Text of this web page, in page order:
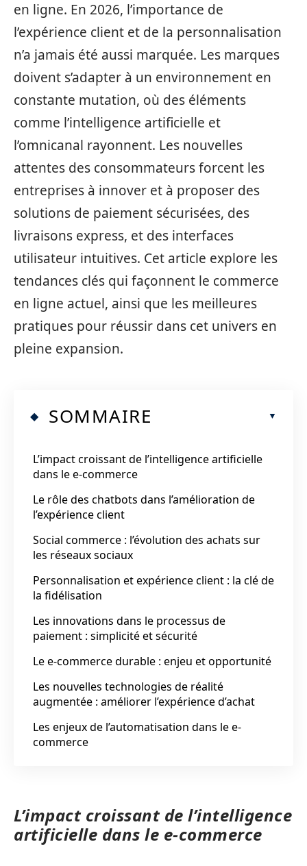
en ligne. En 2026, l’importance de
l’expérience client et de la personnalisation
n’a jamais été aussi marquée. Les marques
doivent s’adapter à un environnement en
constante mutation, où des éléments
comme l’intelligence artificielle et
l’omnicanal rayonnent. Les nouvelles
attentes des consommateurs forcent les
entreprises à innover et à proposer des
solutions de paiement sécurisées, des
livraisons express, et des interfaces
utilisateur intuitives. Cet article explore les
tendances clés qui façonnent le commerce
en ligne actuel, ainsi que les meilleures
pratiques pour réussir dans cet univers en
pleine expansion.
SOMMAIRE
L’impact croissant de l’intelligence artificielle
dans le e-commerce
Le rôle des chatbots dans l’amélioration de
l’expérience client
Social commerce : l’évolution des achats sur
les réseaux sociaux
Personnalisation et expérience client : la clé de
la fidélisation
Les innovations dans le processus de
paiement : simplicité et sécurité
Le e-commerce durable : enjeu et opportunité
Les nouvelles technologies de réalité
augmentée : améliorer l’expérience d’achat
Les enjeux de l’automatisation dans le e-
commerce
L’impact croissant de l’intelligence
artificielle dans le e-commerce